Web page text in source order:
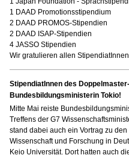
1 DAAD Promotionsstipendium
2 DAAD PROMOS-Stipendien
2 DAAD ISAP-Stipendien
4 JASSO Stipendien
Wir gratulieren allen
StipendiatInnen des
Bundesbildungsministerin Tokio!
Mitte Mai reiste
Treffens der G7
stand dabei auch ein Vortrag zu
Wissenschaft und Forschung in
Keio Universität. Dort hatten auch